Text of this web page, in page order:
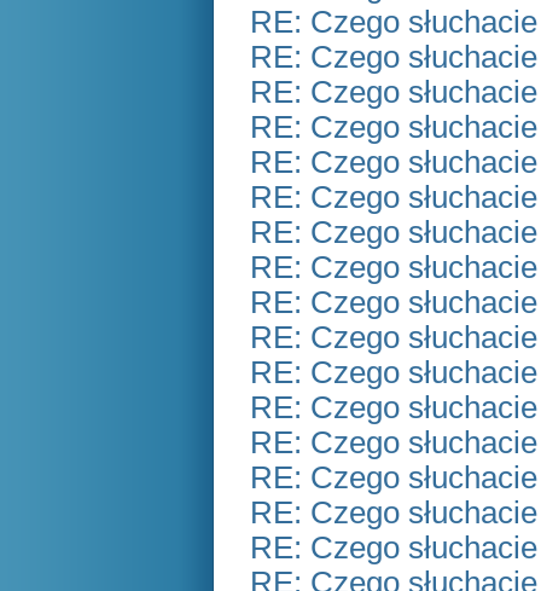
RE: Czego
RE: Czego
RE: Czego
RE: Czego
RE: Czego
RE: Czego
RE: Czego
RE: Czego
RE: Czego
RE: Czego
RE: Czego
RE: Czego
RE: Czego
RE: Czego
RE: Czego
RE: Czego
RE: Czego